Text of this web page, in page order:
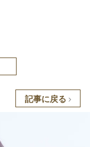
記事に戻る